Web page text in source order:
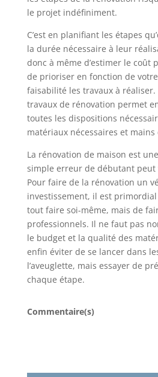
le projet indéfiniment.
C’est en planifiant les étapes
la durée nécessaire à leur
donc à même d’estimer le coût
de prioriser en fonction de
faisabilité les travaux à
travaux de rénovation permet
toutes les dispositions
matériaux nécessaires et mains
La rénovation de maison est
simple erreur de débutant peut
Pour faire de la rénovation un
investissement, il est
tout faire soi-même, mais de
professionnels. Il ne faut pas
le budget et la qualité des
enfin éviter de se lancer dans
l’aveuglette, mais essayer de
chaque étape.
Commentaire(s)